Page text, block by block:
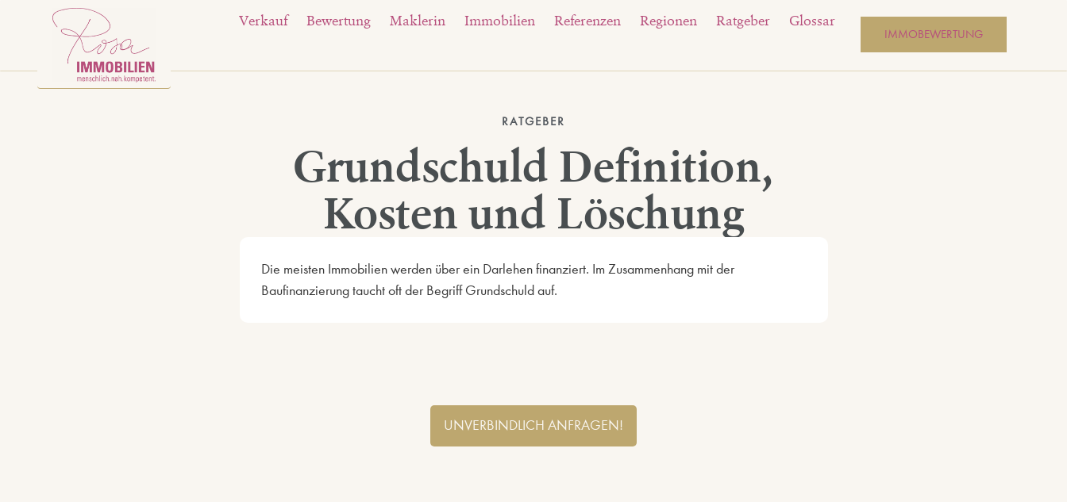
Verkauf Bewertung Maklerin Immobilien Referenzen Regionen Ratgeber Glossar
IMMOBEWERTUNG
RATGEBER
Grundschuld Definition,
Kosten und Löschung
Die meisten Immobilien werden über ein Darlehen finanziert. Im Zusammenhang mit der
Baufinanzierung taucht oft der Begriff Grundschuld auf.
UNVERBINDLICH ANFRAGEN!